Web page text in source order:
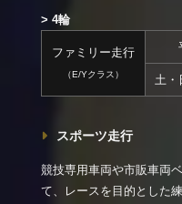
> 4輪
ファミリー走行
（E/Yクラス） 土・
スポーツ走行
競技専用車両や市販車両
て、レースを目的とした